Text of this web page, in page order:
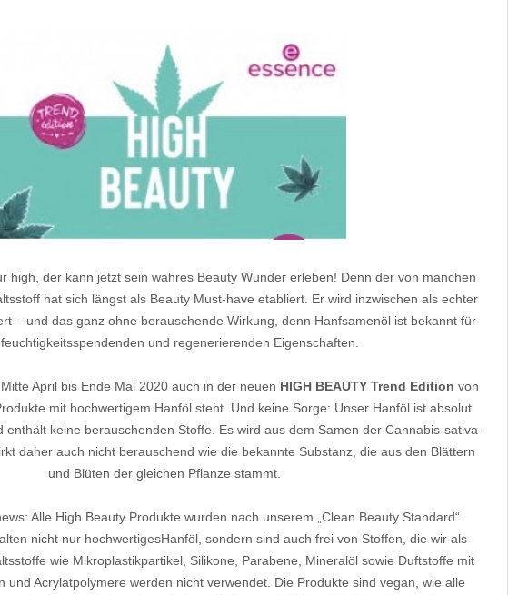
high, der kann jetzt sein wahres Beauty Wunder erleben! Denn der von manchen
hat sich längst als Beauty Must-have etabliert. Er wird inzwischen als echter
– und das ganz ohne berauschende Wirkung, denn Hanfsamenöl ist bekannt für
und regenerierenden Eigenschaften.
April bis Ende Mai 2020 auch in der neuen HIGH BEAUTY Trend Edition von
mit hochwertigem Hanföl steht. Und keine Sorge: Unser Hanföl ist absolut
enthält keine berauschenden Stoffe. Es wird aus dem Samen der Cannabis-sativa-
daher auch nicht berauschend wie die bekannte Substanz, die aus den Blättern
und Blüten der gleichen Pflanze stammt.
Alle High Beauty Produkte wurden nach unserem „Clean Beauty Standard“
nicht nur hochwertigesHanföl, sondern sind auch frei von Stoffen, die wir als
wie Mikroplastikpartikel, Silikone, Parabene, Mineralöl sowie Duftstoffe mit
und Acrylatpolymere werden nicht verwendet. Die Produkte sind vegan, wie alle